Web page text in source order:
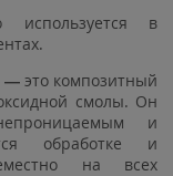
в
— это композитный
смолы. Он
и
обработке и
на всех